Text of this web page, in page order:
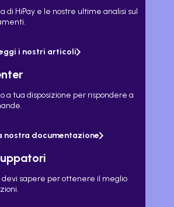
di HiPay e le nostre ultime analisi sul
i nostri articoli
a tua disposizione per rispondere a
nostra documentazione
devi sapere per ottenere il meglio